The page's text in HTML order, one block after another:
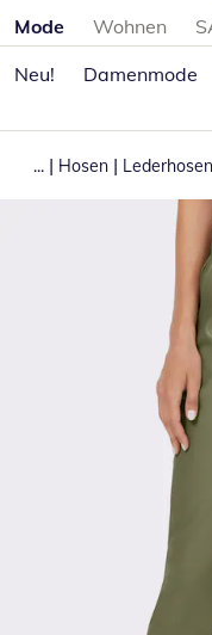
Produktkategorien
Mode Wohnen
Neu!
Damenmode
... | Hosen | Lederhosen